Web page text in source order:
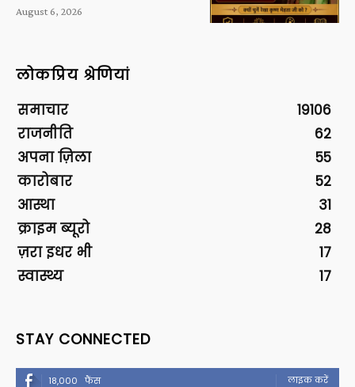
August 6, 2026
लोकप्रिय श्रेणियां
समाचार
19106
राजनीति
62
अपना ज़िला
55
कारोबार
52
आस्था
31
क्राइम ब्यूरो
28
ज़रा इधर भी
17
स्वास्थ्य
17
STAY CONNECTED
18,000 फैंस लाइक करें